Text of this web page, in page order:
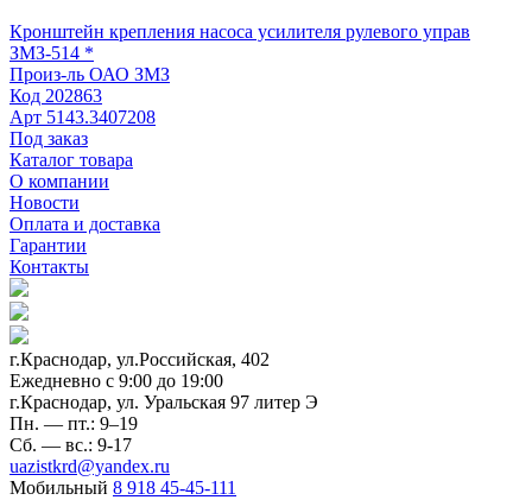
Кронштейн крепления насоса усилителя рулевого управ
ЗМЗ-514 *
Произ-ль ОАО ЗМЗ
Код 202863
Арт 5143.3407208
Под заказ
Каталог товара
О компании
Новости
Оплата и доставка
Гарантии
Контакты
г.Краснодар, ул.Российская, 402
Ежедневно c 9:00 до 19:00
г.Краснодар, ул. Уральская 97 литер Э
Пн. — пт.: 9–19
Сб. — вс.: 9-17
uazistkrd@yandex.ru
Мобильный 8 918 45-45-111